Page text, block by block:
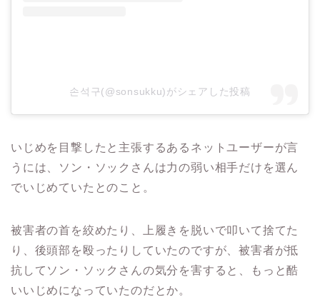
손석구(@sonsukku)がシェアした投稿
いじめを目撃したと主張するあるネットユーザーが言
うには、ソン・ソックさんは力の弱い相手だけを選ん
でいじめていたとのこと。
被害者の首を絞めたり、上履きを脱いで叩いて捨てた
り、後頭部を殴ったりしていたのですが、被害者が抵
抗してソン・ソックさんの気分を害すると、もっと酷
いいじめになっていたのだとか。